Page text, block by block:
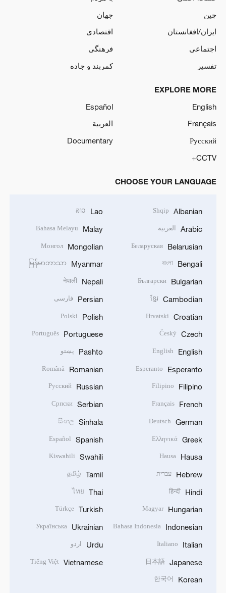
چین
جهان
ایران/افغانستان
اقتصادی
اجتماعی
فرهنگی
تفسیر
کمربند و جاده
EXPLORE MORE
English
Español
Français
العربية
Русский
Documentary
CCTV+
CHOOSE YOUR LANGUAGE
Albanian
Shqip
Arabic العربية
Belarusian
Беларуская
Bengali
বাংলা
Bulgarian
Български
Cambodian
ខ្មែរ
Croatian
Hrvatski
Czech
Český
English
English
Esperanto
Esperanto
Filipino
Filipino
French
Français
German
Deutsch
Greek
Ελληνικά
Hausa
Hausa
Hebrew עברית
Hindi
हिन्दी
Hungarian
Magyar
Indonesian
Bahasa Indonesia
Italian
Italiano
Japanese
日本語
Korean
한국어
Lao
ລາວ
Malay
Bahasa Melayu
Mongolian
Монгол
Myanmar
မြန်မာဘာသာ
Nepali
नेपाली
Persian فارسی
Polish
Polski
Portuguese
Português
Pashto پښتو
Romanian
Română
Russian
Русский
Serbian
Српски
Sinhala
සිංහල
Spanish
Español
Swahili
Kiswahili
Tamil
தமிழ்
Thai
ไทย
Turkish
Türkçe
Ukrainian
Українська
Urdu اردو
Vietnamese
Tiếng Việt